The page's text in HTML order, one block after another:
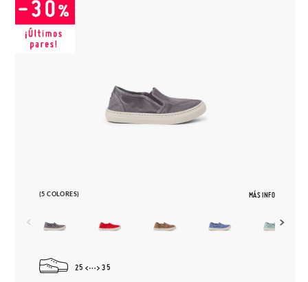
(5 COLORES) MÁS INFO
25 35